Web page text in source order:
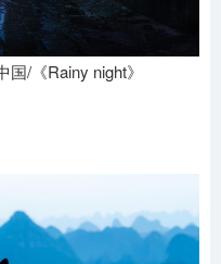
/《Rainy night》